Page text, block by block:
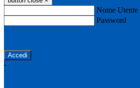
Nome Utente
Password
-